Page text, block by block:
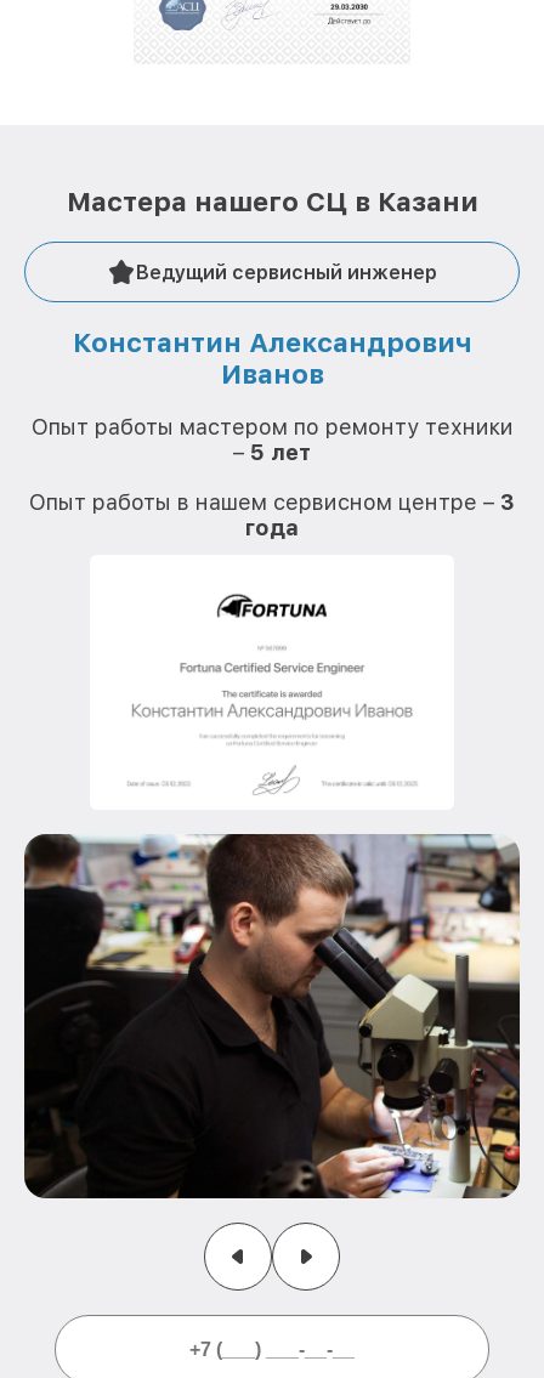
репутацию. Мы постоянно совершенствуемся и
Мастера нашего СЦ в Казани
Ведущий сервисный инженер
Константин Александрович
Иванов
Опыт работы мастером по ремонту техники
– 5 лет
Опыт работы в нашем сервисном центре – 3
года